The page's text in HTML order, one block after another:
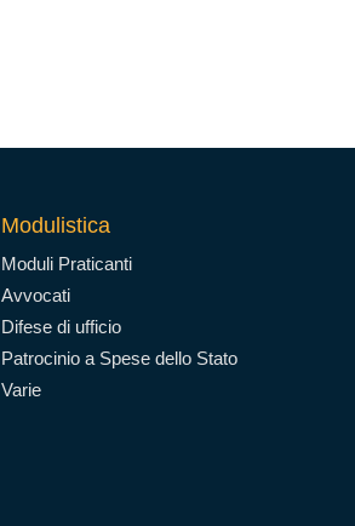
Modulistica
Moduli Praticanti
Avvocati
Difese di ufficio
Patrocinio a Spese dello Stato
Varie